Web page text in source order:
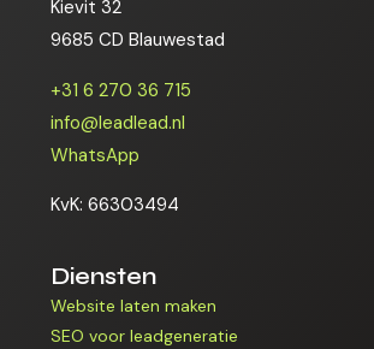
Kievit 32
9685 CD Blauwestad
+31 6 270 36 715
info@leadlead.nl
WhatsApp
KvK: 66303494
Diensten
Website laten maken
SEO voor leadgeneratie